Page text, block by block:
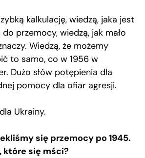
kalkulację, wiedzą, jaka jest
do przemocy, wiedzą, jak mało
Wiedzą, że możemy
to samo, co w 1956 w
Dużo słów potępienia dla
pomocy dla ofiar agresji.
Ukrainy.
się przemocy po 1945.
które się mści?